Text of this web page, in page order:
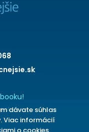
dávate súhlas
Viac informácií